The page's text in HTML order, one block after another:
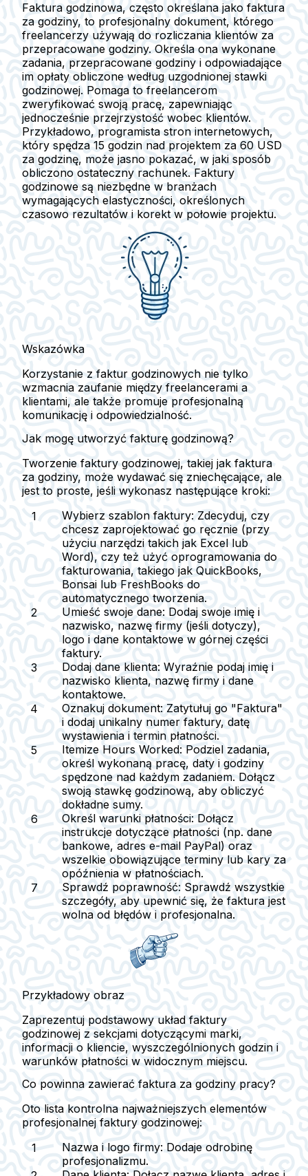
Faktura godzinowa, często określana jako faktura
za godziny, to profesjonalny dokument, którego
freelancerzy używają do rozliczania klientów za
przepracowane godziny. Określa ona wykonane
zadania, przepracowane godziny i odpowiadające
im opłaty obliczone według uzgodnionej stawki
godzinowej. Pomaga to freelancerom
zweryfikować swoją pracę, zapewniając
jednocześnie przejrzystość wobec klientów.
Przykładowo, programista stron internetowych,
który spędza 15 godzin nad projektem za 60 USD
za godzinę, może jasno pokazać, w jaki sposób
obliczono ostateczny rachunek. Faktury
godzinowe są niezbędne w branżach
wymagających elastyczności, określonych
czasowo rezultatów i korekt w połowie projektu.
Wskazówka
Korzystanie z faktur godzinowych nie tylko
wzmacnia zaufanie między freelancerami a
klientami, ale także promuje profesjonalną
komunikację i odpowiedzialność.
Jak mogę utworzyć fakturę godzinową?
Tworzenie faktury godzinowej, takiej jak faktura
za godziny, może wydawać się zniechęcające, ale
jest to proste, jeśli wykonasz następujące kroki:
Wybierz szablon faktury: Zdecyduj, czy
chcesz zaprojektować go ręcznie (przy
użyciu narzędzi takich jak Excel lub
Word), czy też użyć oprogramowania do
fakturowania, takiego jak QuickBooks,
Bonsai lub FreshBooks do
automatycznego tworzenia.
Umieść swoje dane: Dodaj swoje imię i
nazwisko, nazwę firmy (jeśli dotyczy),
logo i dane kontaktowe w górnej części
faktury.
Dodaj dane klienta: Wyraźnie podaj imię i
nazwisko klienta, nazwę firmy i dane
kontaktowe.
Oznakuj dokument: Zatytułuj go "Faktura"
i dodaj unikalny numer faktury, datę
wystawienia i termin płatności.
Itemize Hours Worked: Podziel zadania,
określ wykonaną pracę, daty i godziny
spędzone nad każdym zadaniem. Dołącz
swoją stawkę godzinową, aby obliczyć
dokładne sumy.
Określ warunki płatności: Dołącz
instrukcje dotyczące płatności (np. dane
bankowe, adres e-mail PayPal) oraz
wszelkie obowiązujące terminy lub kary za
opóźnienia w płatnościach.
Sprawdź poprawność: Sprawdź wszystkie
szczegóły, aby upewnić się, że faktura jest
wolna od błędów i profesjonalna.
Przykładowy obraz
Zaprezentuj podstawowy układ faktury
godzinowej z sekcjami dotyczącymi marki,
informacji o kliencie, wyszczególnionych godzin i
warunków płatności w widocznym miejscu.
Co powinna zawierać faktura za godziny pracy?
Oto lista kontrolna najważniejszych elementów
profesjonalnej faktury godzinowej:
Nazwa i logo firmy: Dodaje odrobinę
profesjonalizmu.